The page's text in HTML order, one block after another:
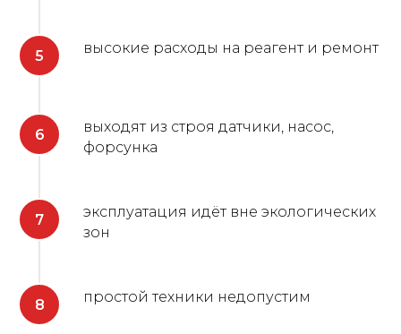
высокие расходы на реагент и ремонт
выходят из строя датчики, насос,
форсунка
эксплуатация идёт вне экологических
зон
простой техники недопустим